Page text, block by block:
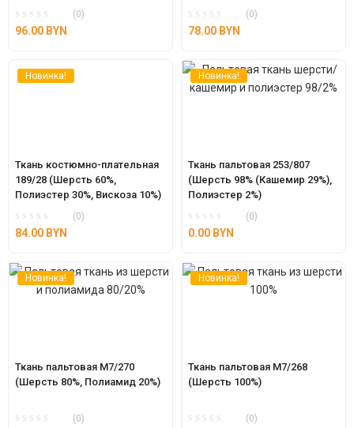
(0)
96.00 BYN
(0)
78.00 BYN
Новинка!
Ткань костюмно-плательная
189/28 (Шерсть 60%,
Полиэстер 30%, Вискоза 10%)
(0)
84.00 BYN
Новинка!
Ткань пальтовая 253/807
(Шерсть 98% (Кашемир 29%),
Полиэстер 2%)
(0)
0.00 BYN
Новинка!
Ткань пальтовая М7/270
(Шерсть 80%, Полиамид 20%)
(0)
Новинка!
Ткань пальтовая М7/268
(Шерсть 100%)
(0)